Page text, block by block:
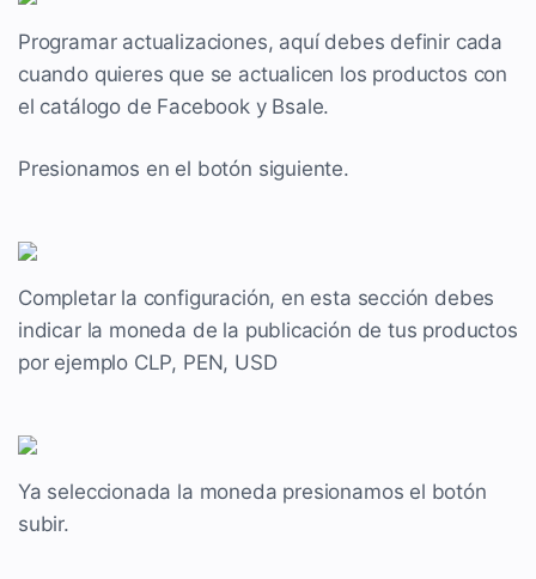
Programar actualizaciones, aquí debes definir cada
cuando quieres que se actualicen los productos con
el catálogo de Facebook y Bsale.
Presionamos en el botón siguiente.
Completar la configuración, en esta sección debes
indicar la moneda de la publicación de tus productos
por ejemplo CLP, PEN, USD
Ya seleccionada la moneda presionamos el botón
subir.